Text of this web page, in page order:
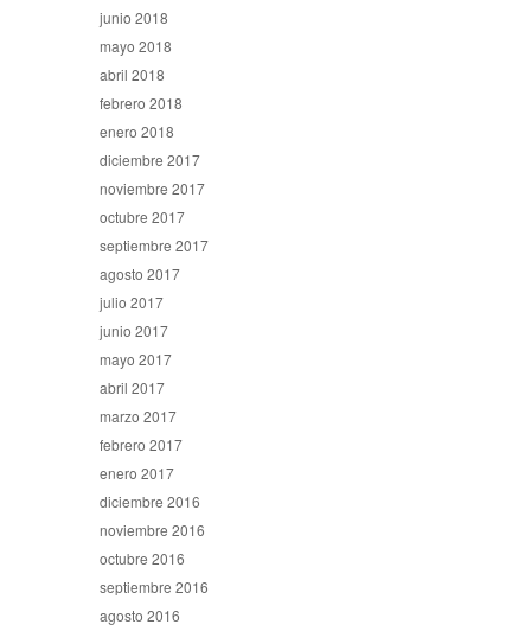
junio 2018
mayo 2018
abril 2018
febrero 2018
enero 2018
diciembre 2017
noviembre 2017
octubre 2017
septiembre 2017
agosto 2017
julio 2017
junio 2017
mayo 2017
abril 2017
marzo 2017
febrero 2017
enero 2017
diciembre 2016
noviembre 2016
octubre 2016
septiembre 2016
agosto 2016